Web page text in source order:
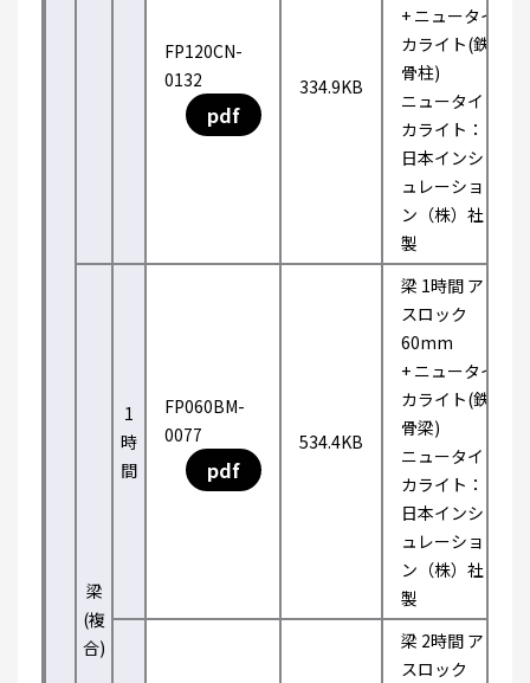
FP120CN-
0132
pdf
334.9KB
+ ニュータイ
カライト(鉄
骨柱)
ニュータイ
カライト：
日本インシ
ュレーショ
ン（株）社
製
梁
(複
合)
1
時
間
FP060BM-
0077
pdf
534.4KB
梁 1時間 ア
スロック
60mm
+ ニュータイ
カライト(鉄
骨梁)
ニュータイ
カライト：
日本インシ
ュレーショ
ン（株）社
製
梁 2時間 ア
スロック